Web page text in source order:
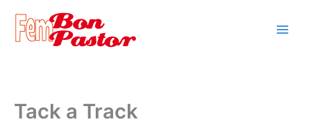
contingut
Tack a Track